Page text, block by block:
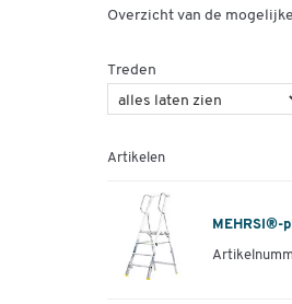
Overzicht van de
Treden
Artikelen
MEHRSI®-